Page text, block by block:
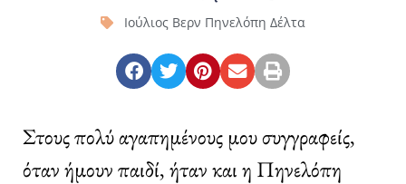
Ιούλιος Βερν Πηνελόπη Δέλτα
Στους πολύ αγαπημένους μου συγγραφείς,
όταν ήμουν παιδί, ήταν και η Πηνελόπη